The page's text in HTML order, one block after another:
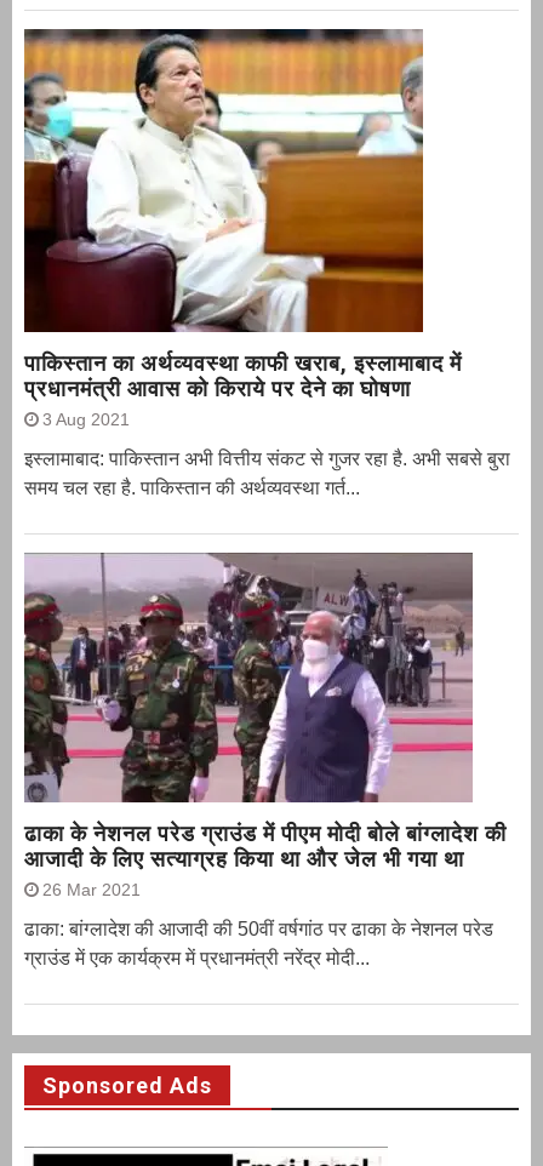
पाकिस्तान का अर्थव्यवस्था काफी खराब, इस्लामाबाद में
प्रधानमंत्री आवास को किराये पर देने का घोषणा
3 Aug 2021
इस्लामाबाद: पाकिस्तान अभी वित्तीय संकट से गुजर रहा है. अभी सबसे बुरा
समय चल रहा है. पाकिस्तान की अर्थव्यवस्था गर्त...
ढाका के नेशनल परेड ग्राउंड में पीएम मोदी बोले बांग्लादेश की
आजादी के लिए सत्याग्रह किया था और जेल भी गया था
26 Mar 2021
ढाका: बांग्लादेश की आजादी की 50वीं वर्षगांठ पर ढाका के नेशनल परेड
ग्राउंड में एक कार्यक्रम में प्रधानमंत्री नरेंद्र मोदी...
Sponsored Ads